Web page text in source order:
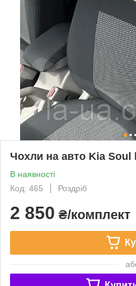
Чохли на авто Kia Soul
В наявності
Код: 465
Роздріб
2 850 ₴/комплект